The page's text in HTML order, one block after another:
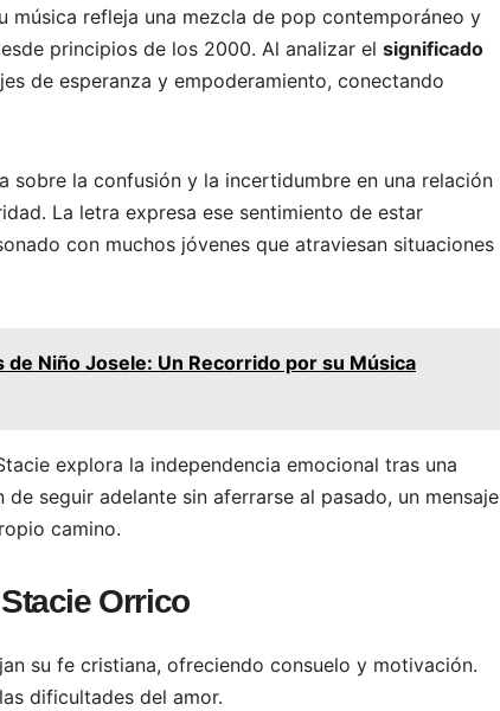
música refleja una mezcla de pop contemporáneo y
principios de los 2000. Al analizar el significado
de esperanza y empoderamiento, conectando
sobre la confusión y la incertidumbre en una relación
La letra expresa ese sentimiento de estar
con muchos jóvenes que atraviesan situaciones
de Niño Josele: Un Recorrido por su Música
explora la independencia emocional tras una
seguir adelante sin aferrarse al pasado, un mensaje
camino.
Orrico
su fe cristiana, ofreciendo consuelo y motivación.
dificultades del amor.